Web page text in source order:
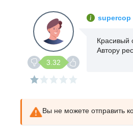
3.32
supercop
Красивый
Автору
Вы не можете отправить